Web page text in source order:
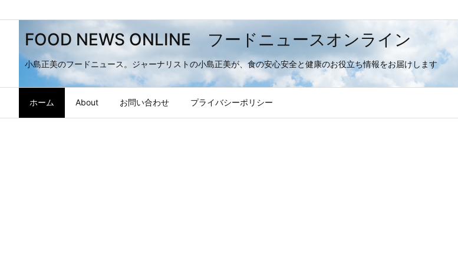
FOOD NEWS ONLINE フードニュースオンライン
小島正美のフードニュース。ジャーナリストの小島正美が、食の安心安全と健康のお役立ち情報をお届けします
ホーム About お問い合わせ プライバシーポリシー